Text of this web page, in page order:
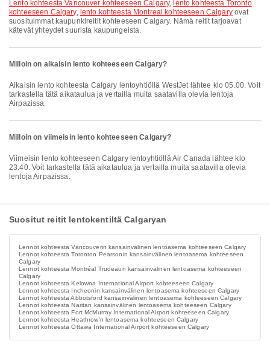
lento kohteesta Vancouver kohteeseen Calgary, lento kohteesta Toronto
kohteeseen Calgary, lento kohteesta Montreal kohteeseen Calgaryovat
suosituimmat kaupunkireitit kohteeseen Calgary. Nämä reitit tarjoavat
kätevät yhteydet suurista kaupungeista.
Milloin on aikaisin lento kohteeseen Calgary?
Aikaisin lento kohteesta Calgary lentoyhtiöllä WestJet lähtee klo 05.00. Voit
tarkastella tätä aikataulua ja vertailla muita saatavilla olevia lentoja
Airpazissa.
Milloin on viimeisin lento kohteeseen Calgary?
Viimeisin lento kohteeseen Calgary lentoyhtiöllä Air Canada lähtee klo
23.40. Voit tarkastella tätä aikataulua ja vertailla muita saatavilla olevia
lentoja Airpazissa.
Suositut reitit lentokentiltä Calgaryan
Lennot kohteesta Vancouverin kansainvälinen lentoasema kohteeseen Calgary
Lennot kohteesta Toronton Pearsonin kansainvälinen lentoasema kohteeseen
Calgary
Lennot kohteesta Montréal Trudeaun kansainvälinen lentoasema kohteeseen
Calgary
Lennot kohteesta Kelowna International Airport kohteeseen Calgary
Lennot kohteesta Incheonin kansainvälinen lentoasema kohteeseen Calgary
Lennot kohteesta Abbotsford kansainvälinen lentoasema kohteeseen Calgary
Lennot kohteesta Naritan kansainvälinen lentoasema kohteeseen Calgary
Lennot kohteesta Fort McMurray International Airport kohteeseen Calgary
Lennot kohteesta Heathrow'n lentoasema kohteeseen Calgary
Lennot kohteesta Ottawa International Airport kohteeseen Calgary